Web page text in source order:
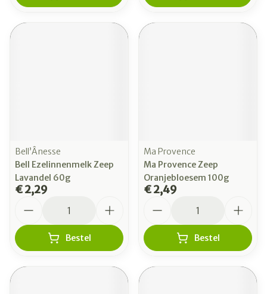
Bell’Ânesse
Bell Ezelinnenmelk Zeep
Lavandel 60g
€ 2,29
Bestel
Ma Provence
Ma Provence Zeep
Oranjebloesem 100g
€ 2,49
Bestel